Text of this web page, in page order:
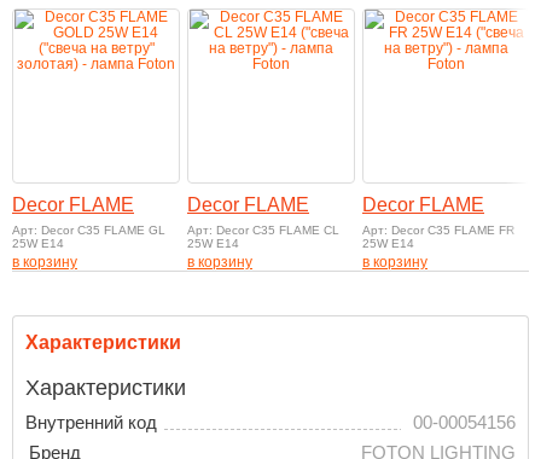
Decor FLAME
Арт: Decor C35 FLAME GL
25W E14
в корзину
Decor FLAME
Арт: Decor C35 FLAME CL
25W E14
в корзину
Decor FLAME
Арт: Decor C35 FLAME FR
25W E14
в корзину
Характеристики
Характеристики
Внутренний код
00-00054156
Бренд
FOTON LIGHTING